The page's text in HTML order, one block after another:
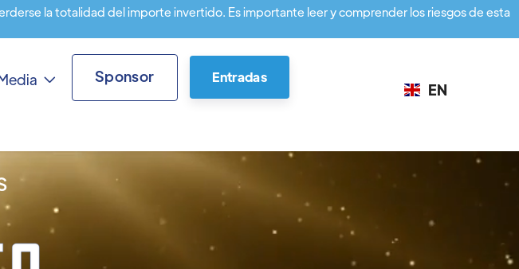
la totalidad del importe invertido. Es importante leer y comprender los riesgos de esta
 Sponsor Entradas
EN